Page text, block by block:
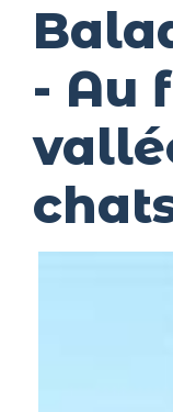
- Au